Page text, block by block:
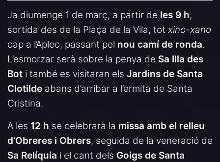
Ja diumenge 1 de març, a partir de les 9 h,
sortida des de la Plaça de la Vila, tot xino-xano
cap a l’Aplec, passant pel nou camí de ronda.
L’esmorzar serà sobre la penya de Sa Illa des
Bot i també es visitaran els Jardins de Santa
Clotilde abans d’arribar a l’ermita de Santa
Cristina.
A les 12 h se celebrarà la missa amb el relleu
d’Obreres i Obrers, seguida de la veneració de
Sa Relíquia i el cant dels Goigs de Santa